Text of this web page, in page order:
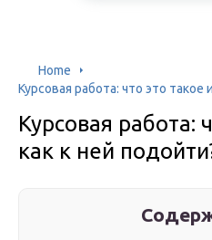
Home
Курсовая работа: что это такое
Курсовая работа:
как к ней